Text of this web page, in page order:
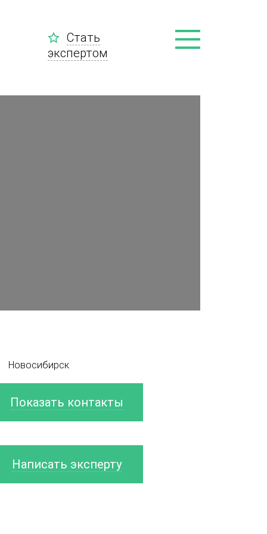
Стать
экспертом
Новосибирск
Показать контакты
Написать эксперту